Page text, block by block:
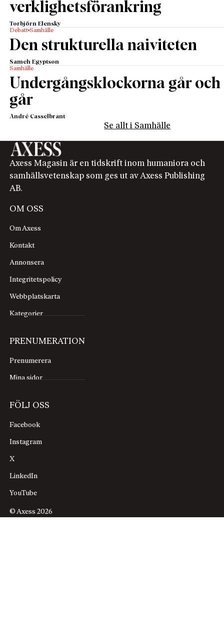
verklighetsförankring
Torbjörn Elensky
Debatt Samhälle
Den strukturella naiviteten
Sameh Egyptson
Samhälle
Undergångsklockorna går och
går
André Casselbrant
Se allt i Samhälle
Axess Magasin är en tidskrift inom humaniora och
samhällsvetenskap som ges ut av Axess Publishing
AB.
OM OSS
Om Axess
Kontakt
Annonsera
Integritetspolicy
Webbplatskarta
Kategorier
PRENUMERATION
Prenumerera
Mina sidor
FÖLJ OSS
Facebook
Instagram
X
LinkedIn
YouTube
© Axess 2026